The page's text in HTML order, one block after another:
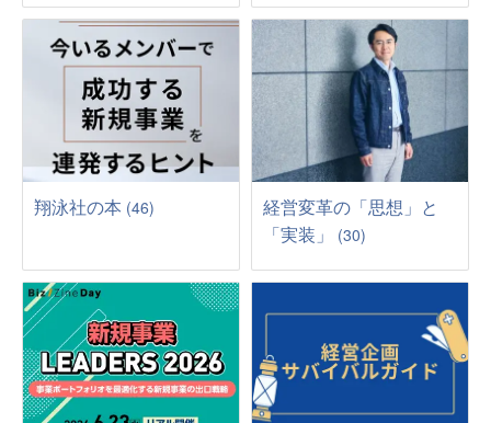
翔泳社の本 (46)
経営変革の「思想」と
「実装」
(30)